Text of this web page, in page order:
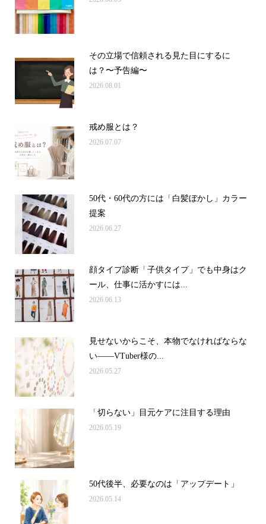
その立場で信頼される見た目にするに
は？〜予告編〜
2026.08.01
戒め服とは？
2026.07.07
50代・60代の方には「白髪ぼかし」カラー
提案
2026.06.27
顔タイプ診断「子供タイプ」でも中身はク
ール、仕事に活かすには...
2026.06.13
見せないからこそ、本物でなければならな
い――VTuber様の...
2026.05.27
「切らない」目元ケアに注目する理由
2026.05.19
50代後半、必要なのは「アップデート」
2026.05.14